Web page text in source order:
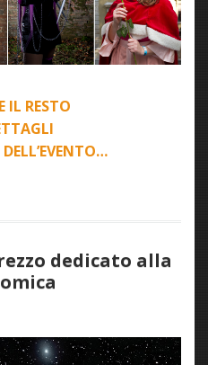
IL RESTO
dedicato alla